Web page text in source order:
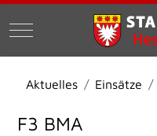
Mobile Menu Toggle
Aktuelles Einsätze
F3 BMA